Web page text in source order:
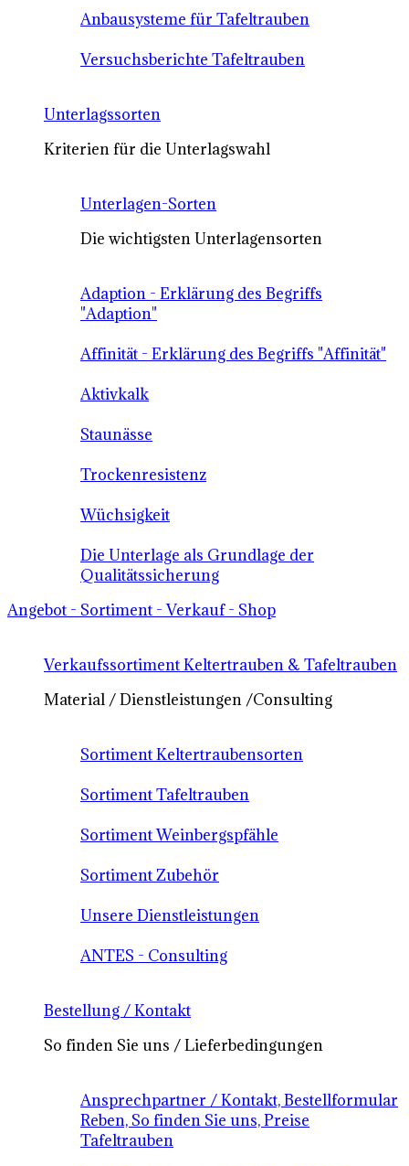
Anbausysteme für Tafeltrauben
Versuchsberichte Tafeltrauben
Unterlagssorten
Kriterien für die Unterlagswahl
Unterlagen-Sorten
Die wichtigsten Unterlagensorten
Adaption - Erklärung des Begriffs
"Adaption"
Affinität - Erklärung des Begriffs "Affinität"
Aktivkalk
Staunässe
Trockenresistenz
Wüchsigkeit
Die Unterlage als Grundlage der
Qualitätssicherung
Angebot - Sortiment - Verkauf - Shop
Verkaufssortiment Keltertrauben & Tafeltrauben
Material / Dienstleistungen /Consulting
Sortiment Keltertraubensorten
Sortiment Tafeltrauben
Sortiment Weinbergspfähle
Sortiment Zubehör
Unsere Dienstleistungen
ANTES - Consulting
Bestellung / Kontakt
So finden Sie uns / Lieferbedingungen
Ansprechpartner / Kontakt, Bestellformular
Reben, So finden Sie uns, Preise
Tafeltrauben